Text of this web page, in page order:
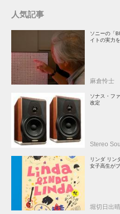
人気記事
ソニーの「
イトの実力
麻倉怜士
ソナス・フ
改定
Stereo
リンダ リン
女子高生が
堀切日出晴